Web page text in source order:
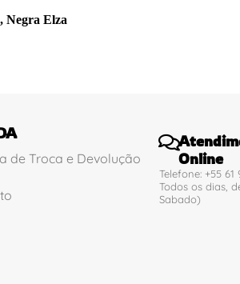
Negra Elza
de Troca e Devolução
Online
Telefone: +55 61
Todos os dias,
Sabado)